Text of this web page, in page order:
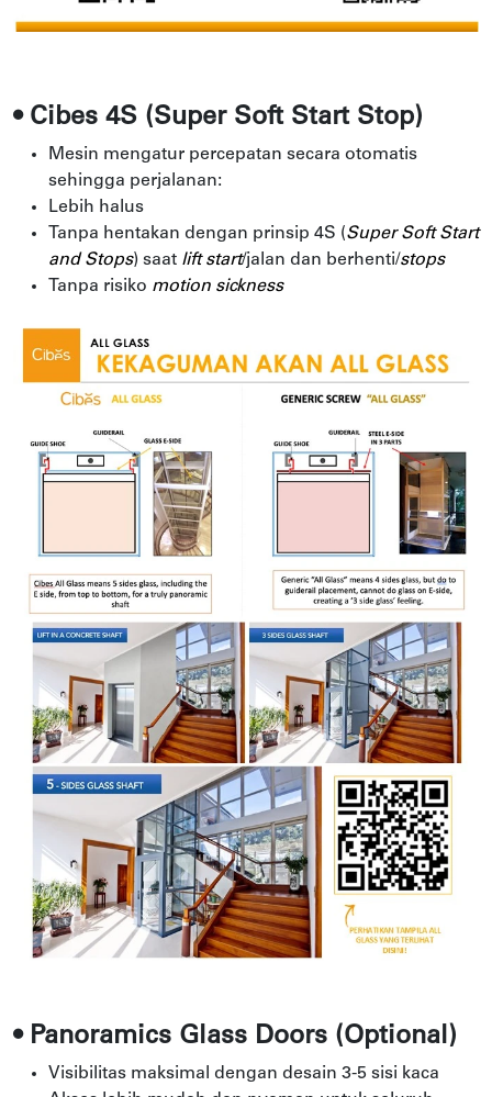
• Cibes 4S (Super Soft Start Stop)
Mesin mengatur percepatan secara otomatis
sehingga perjalanan:
Lebih halus
Tanpa hentakan dengan prinsip 4S (Super Soft Start
and Stops) saat lift start/jalan dan berhenti/stops
Tanpa risiko motion sickness
• Panoramics Glass Doors (Optional)
Visibilitas maksimal dengan desain 3-5 sisi kaca